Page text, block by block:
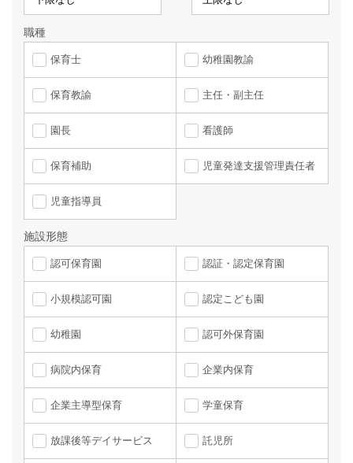
職種
保育士 幼稚園教諭
保育教諭 主任・副主任
園長 看護師
保育補助 児童発達支援管理責任者
児童指導員
施設形態
認可保育園 認証・認定保育園
小規模認可園 認定こども園
幼稚園 認可外保育園
病院内保育 企業内保育
企業主導型保育 学童保育
放課後等デイサービス 託児所